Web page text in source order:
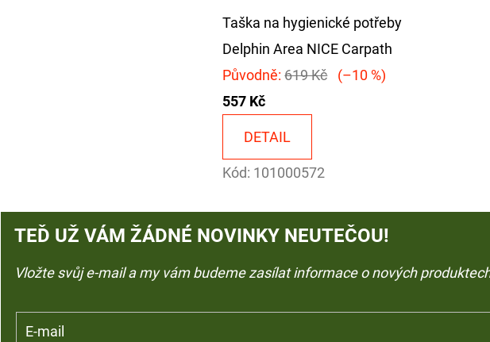
Taška na hygienické potřeby
Delphin Area NICE Carpath
Původně:619 Kč
(–10 %)
557 Kč
DETAIL
Kód: 101000572
TEĎ UŽ VÁM ŽÁDNÉ NOVINKY NEUTEČOU!
Vložte svůj e-mail a my vám budeme zasílat informace o nových
E-mail